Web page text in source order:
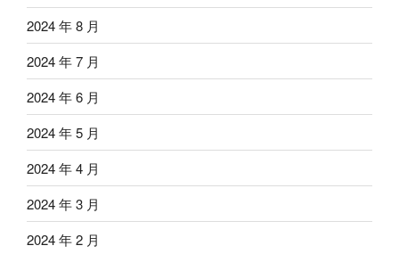
2024 年 8 月
2024 年 7 月
2024 年 6 月
2024 年 5 月
2024 年 4 月
2024 年 3 月
2024 年 2 月